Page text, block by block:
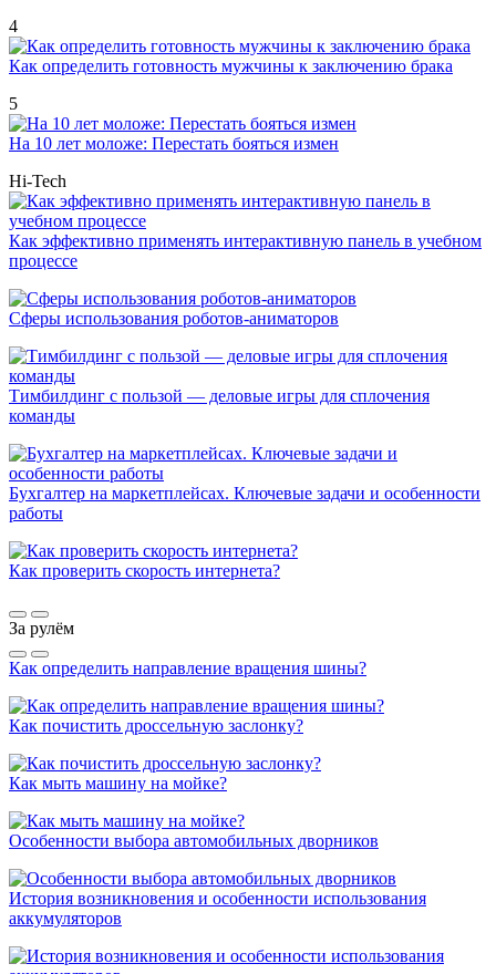
4
Как определить готовность мужчины к заключению брака
5
На 10 лет моложе: Перестать бояться измен
Hi-Tech
Как эффективно применять интерактивную панель в учебном
процессе
Сферы использования роботов-аниматоров
Тимбилдинг с пользой — деловые игры для сплочения
команды
Бухгалтер на маркетплейсах. Ключевые задачи и особенности
работы
Как проверить скорость интернета?
За рулём
Как определить направление вращения шины?
Как почистить дроссельную заслонку?
Как мыть машину на мойке?
Особенности выбора автомобильных дворников
История возникновения и особенности использования
аккумуляторов